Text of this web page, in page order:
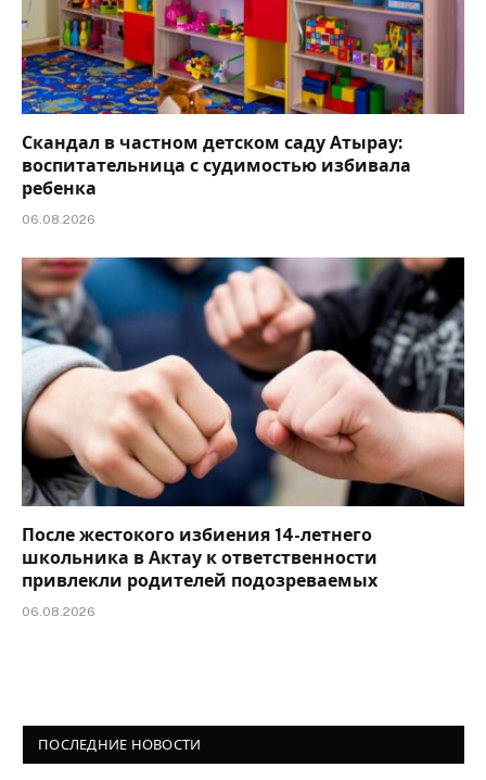
Скандал в частном детском саду Атырау:
воспитательница с судимостью избивала
ребенка
06.08.2026
После жестокого избиения 14-летнего
школьника в Актау к ответственности
привлекли родителей подозреваемых
06.08.2026
ПОСЛЕДНИЕ НОВОСТИ